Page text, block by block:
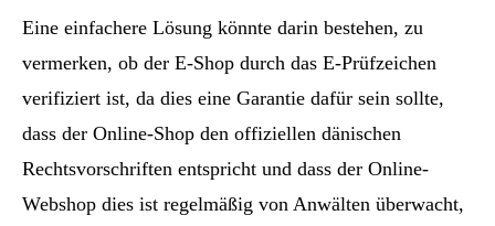
Eine einfachere Lösung könnte darin bestehen, zu
vermerken, ob der E-Shop durch das E-Prüfzeichen
verifiziert ist, da dies eine Garantie dafür sein sollte,
dass der Online-Shop den offiziellen dänischen
Rechtsvorschriften entspricht und dass der Online-
Webshop dies ist regelmäßig von Anwälten überwacht,